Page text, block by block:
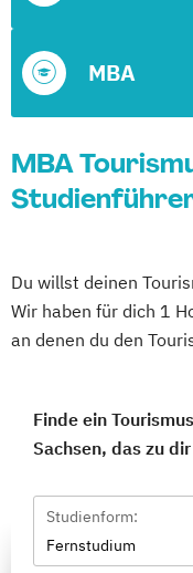
MBA
MBA
Du willst deinen
Wir haben für dich 1
an denen du den
Finde ein
Sachsen, das zu
Studienform:
Fernstudium